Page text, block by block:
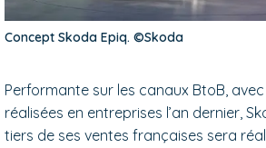
Concept Skoda Epiq. ©Skoda
Performante sur les canaux BtoB, avec
réalisées en entreprises l’an dernier,
tiers de ses ventes françaises sera